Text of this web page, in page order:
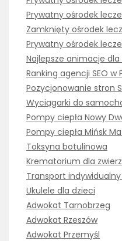
Prywatny ośrodek
Zamknięty ośrodek
Prywatny ośrodek
Najlepsze animacje dla
Ranking agencji SEO w
Pozycjonowanie stron
Wyciągarki do
Pompy ciepła Nowy
Pompy ciepła Mińsk
Toksyna botulinowa
Krematorium dla
Transport indywidualny
Ukulele dla dzieci
Adwokat Tarnobrzeg
Adwokat Rzeszów
Adwokat Przemyśl